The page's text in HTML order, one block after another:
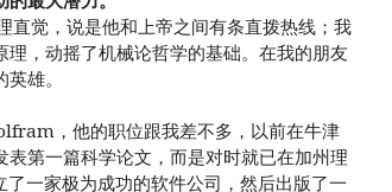
直觉，说是他和上帝之间有条直拨热线；我
，动摇了机械论哲学的基础。在我的朋友
雄。
，他的职位跟我差不多，以前在牛津
第一篇科学论文，而是对时就已在加州理
一家极为成功的软件公司，然后出版了一